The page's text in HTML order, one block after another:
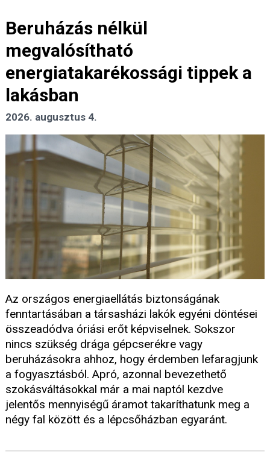
Beruházás nélkül
megvalósítható
energiatakarékossági tippek a
lakásban
2026. augusztus 4.
Az országos energiaellátás biztonságának
fenntartásában a társasházi lakók egyéni döntései
összeadódva óriási erőt képviselnek. Sokszor
nincs szükség drága gépcserékre vagy
beruházásokra ahhoz, hogy érdemben lefaragjunk
a fogyasztásból. Apró, azonnal bevezethető
szokásváltásokkal már a mai naptól kezdve
jelentős mennyiségű áramot takaríthatunk meg a
négy fal között és a lépcsőházban egyaránt.